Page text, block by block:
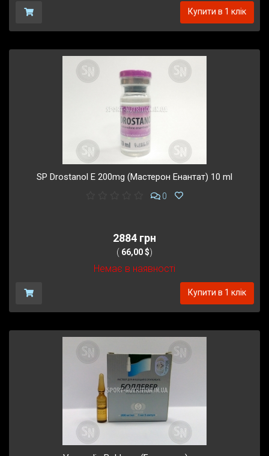
Купити в 1 клік
SP Drostanol E 200mg (Мастерон Енантат) 10 ml
0
2884 грн
( 66,00 $)
Немає в наявності
Купити в 1 клік